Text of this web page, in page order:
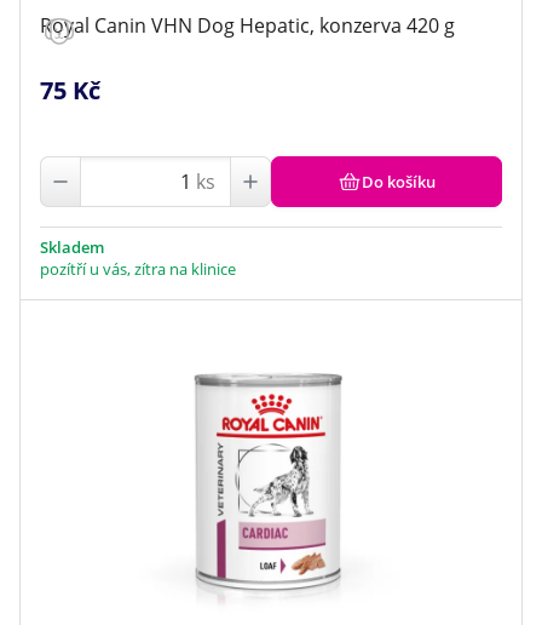
Royal Canin VHN Dog Hepatic, konzerva 420 g
75 Kč
ks Do košíku
Skladem
pozítří u vás, zítra na klinice